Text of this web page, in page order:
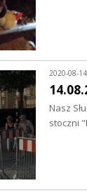
2020-08-
Nasz
stoczni